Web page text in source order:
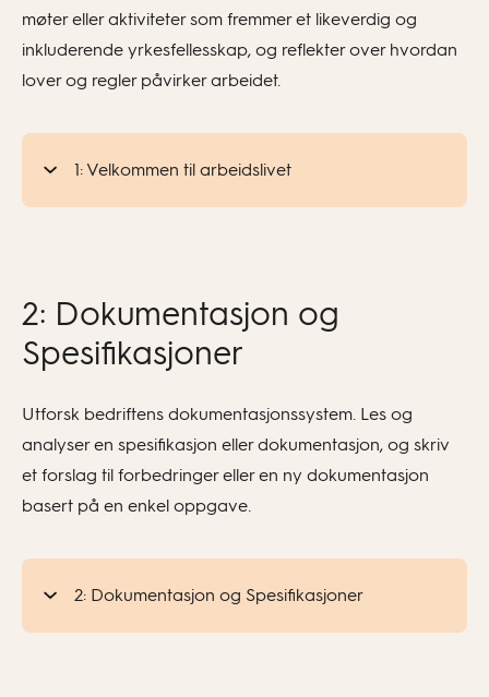
møter eller aktiviteter som fremmer et likeverdig og
inkluderende yrkesfellesskap, og reflekter over hvordan
lover og regler påvirker arbeidet.
1: Velkommen til arbeidslivet
2: Dokumentasjon og
Spesifikasjoner
Utforsk bedriftens dokumentasjonssystem. Les og
analyser en spesifikasjon eller dokumentasjon, og skriv
et forslag til forbedringer eller en ny dokumentasjon
basert på en enkel oppgave.
2: Dokumentasjon og Spesifikasjoner